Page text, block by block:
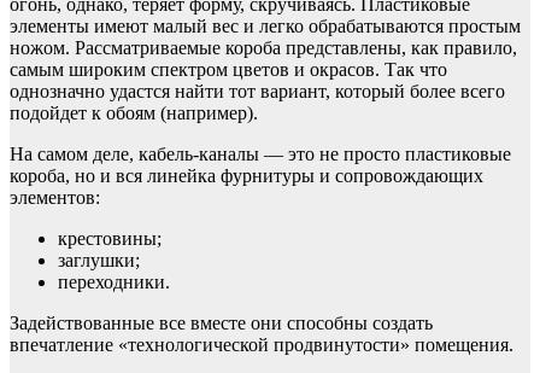
элементы имеют малый вес и легко обрабатываются простым
ножом. Рассматриваемые короба представлены, как правило,
самым широким спектром цветов и окрасов. Так что
однозначно удастся найти тот вариант, который более всего
подойдет к обоям (например).
На самом деле, кабель-каналы — это не просто пластиковые
короба, но и вся линейка фурнитуры и сопровождающих
элементов:
крестовины;
заглушки;
переходники.
Задействованные все вместе они способны создать
впечатление «технологической продвинутости» помещения.